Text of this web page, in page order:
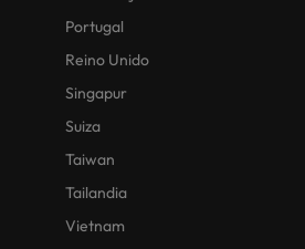
Portugal
Reino Unido
Singapur
Suiza
Taiwan
Tailandia
Vietnam